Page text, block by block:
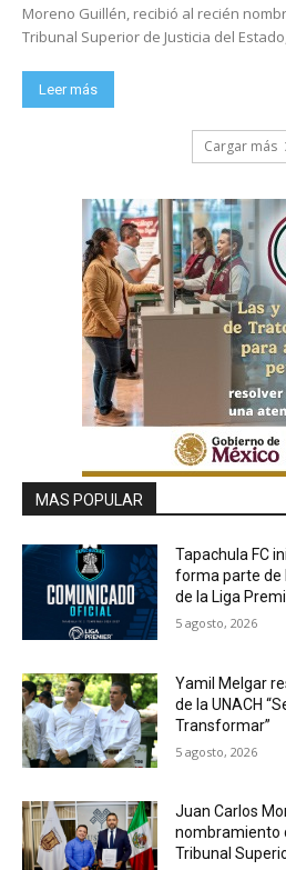
Moreno Guillén, recibió al recién
Tribunal Superior de Justicia del
Leer más
Cargar más
MAS POPULAR
Tapachula FC
forma parte de
de la Liga
5 agosto, 2026
Yamil Melgar
de la UNACH
Transformar”
5 agosto, 2026
Juan Carlos
nombramiento
Tribunal